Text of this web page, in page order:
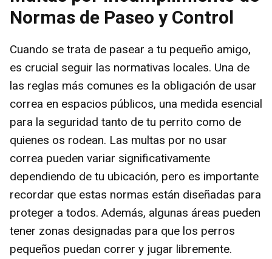
Normas de Paseo y Control
Cuando se trata de pasear a tu pequeño amigo,
es crucial seguir las normativas locales. Una de
las reglas más comunes es la obligación de usar
correa en espacios públicos, una medida esencial
para la seguridad tanto de tu perrito como de
quienes os rodean. Las multas por no usar
correa pueden variar significativamente
dependiendo de tu ubicación, pero es importante
recordar que estas normas están diseñadas para
proteger a todos. Además, algunas áreas pueden
tener zonas designadas para que los perros
pequeños puedan correr y jugar libremente.